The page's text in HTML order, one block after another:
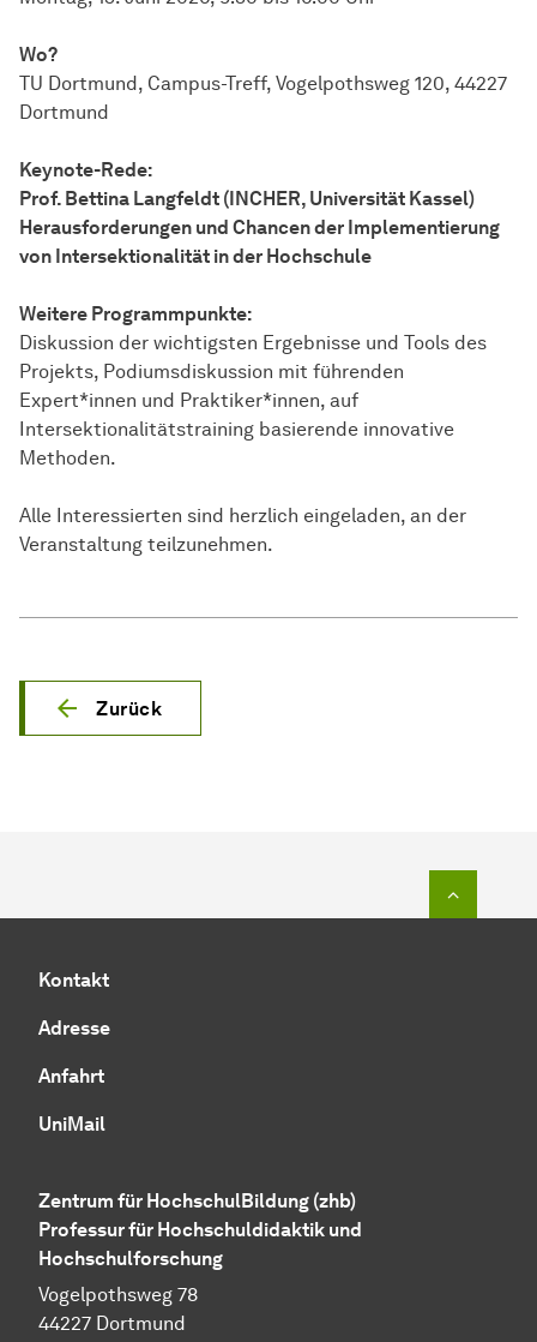
Wo?
TU Dortmund, Campus-Treff, Vogelpothsweg 120, 44227
Dortmund
Keynote-Rede:
Prof. Bettina Langfeldt (INCHER, Universität Kassel)
Herausforderungen und Chancen der Implementierung
von Intersektionalität in der Hochschule
Weitere Programmpunkte:
Diskussion der wichtigsten Ergebnisse und Tools des
Projekts, Podiumsdiskussion mit führenden
Expert*innen und Praktiker*innen, auf
Intersektionalitätstraining basierende innovative
Methoden.
Alle Interessierten sind herzlich eingeladen, an der
Veranstaltung teilzunehmen.
Zurück
Kontakt
Adresse
Anfahrt
UniMail
Zentrum für HochschulBildung (zhb)
Professur für Hochschuldidaktik und
Hochschulforschung
Vogelpothsweg 78
44227 Dortmund